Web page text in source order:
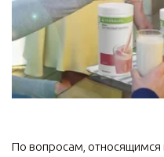
По вопросам, относящимся